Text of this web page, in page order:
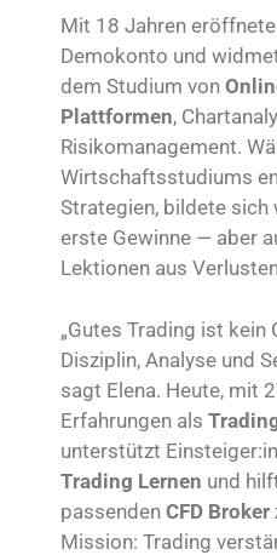
Mit 18 Jahren
Demokonto und
dem Studium von
Plattformen,
Risikomanagement.
Wirtschaftsstudiums
Strategien, bildete
erste Gewinne — aber
Lektionen aus
„Gutes Trading ist kein
Disziplin, Analyse und
sagt Elena. Heute, mit
Erfahrungen als
unterstützt
Trading Lernen und
passenden CFD Broker
Mission: Trading